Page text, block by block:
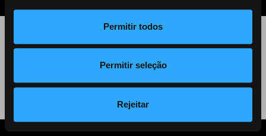
Permitir todos
Permitir seleção
Rejeitar
©2026 Audiogest